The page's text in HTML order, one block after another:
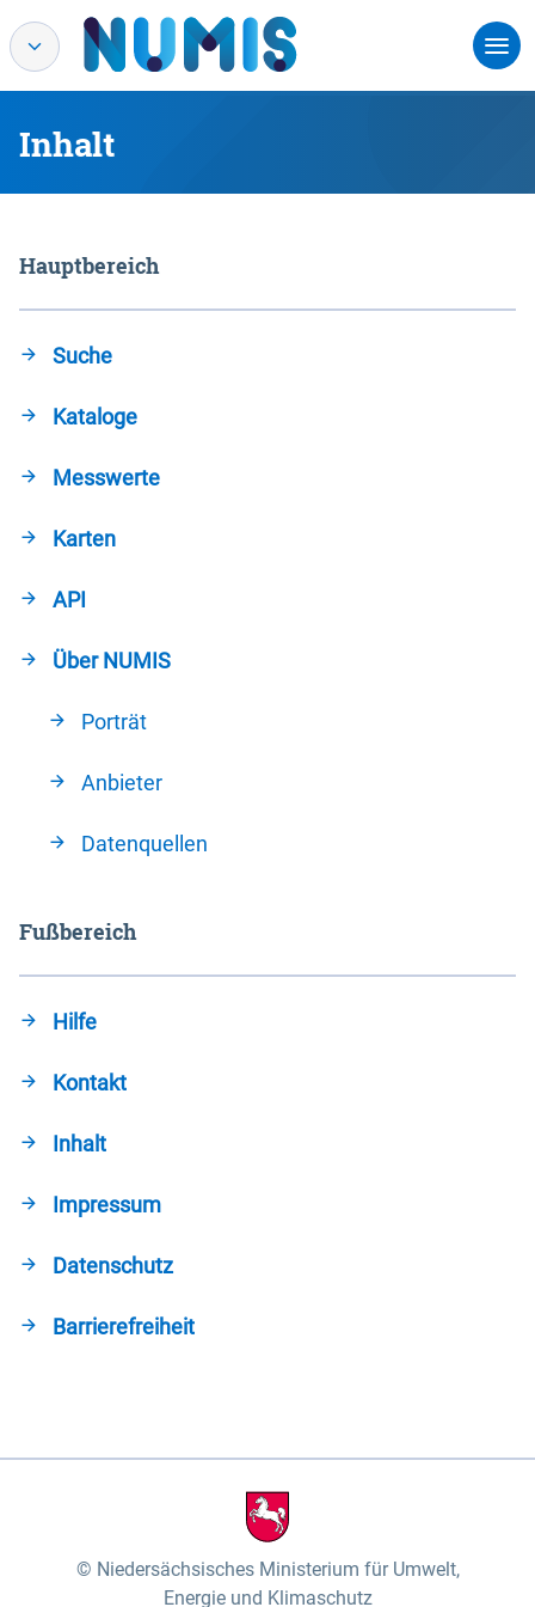
Inhalt
Hauptbereich
Suche
Kataloge
Messwerte
Karten
API
Über NUMIS
Porträt
Anbieter
Datenquellen
Fußbereich
Hilfe
Kontakt
Inhalt
Impressum
Datenschutz
Barrierefreiheit
Niedersächsisches Ministerium für Umwelt,
Energie und Klimaschutz